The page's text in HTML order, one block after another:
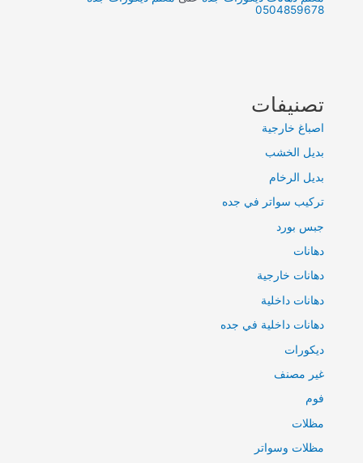
0504859678
تصنيفات
اصباغ خارجية
بديل الخشب
بديل الرخام
تركيب سواتر في جده
جبس بورد
دهانات
دهانات خارجية
دهانات داخلية
دهانات داخلية في جده
ديكورات
غير مصنف
فوم
مظلات
مظلات وسواتر